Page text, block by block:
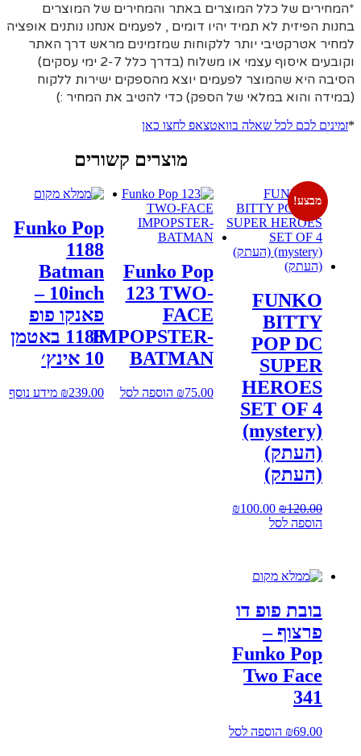
*המחירים של כלל המוצרים באתר והמחירים של המוצרים
בחנות הפיזית לא תמיד יהיו דומים , לפעמים אנחנו נותנים אופציה
למחיר אטרקטיבי יותר ללקוחות שמזמינים מראש דרך האתר
וקובעים איסוף עצמי או משלוח (בדרך כלל 2-7 ימי עסקים)
הסיבה היא שהמוצר לפעמים יוצא מהספקים ישירות ללקוח
(במידה והוא במלאי של הספק) כדי להטיב את המחיר :)
*זמינים לכם לכל שאלה בוואטצאפ לחצו כאן
מוצרים קשורים
מבצע!
FUNKO
BITTY
POP DC
SUPER
HEROES
SET OF 4
(mystery)
(העתק)
(העתק)
₪120.00
המחיר
המקורי
₪100.00
הוספה לסל
Funko Pop
123 TWO-
FACE
IMPOPSTER-
BATMAN
₪75.00 הוספה לסל
Funko Pop
1188
Batman
10inch –
פאנקו פופ
1188 באטמן
10 אינץ׳
₪239.00 מידע נוסף
בובת פופ דו
פרצוף –
Funko Pop
Two Face
341
₪69.00 הוספה לסל